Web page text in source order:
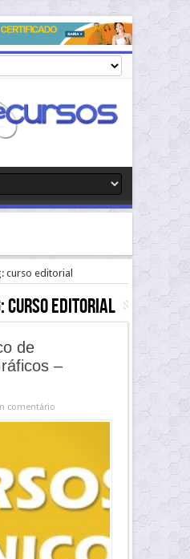
curso editorial
curso editorial
de
–
comentário